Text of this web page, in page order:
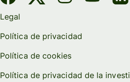
Legal
Política de privacidad
Política de cookies
Política de privacidad de la